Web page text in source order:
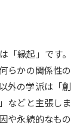
「縁起」です。
らかの関係性の
外の学派は「創
などと主張しま
や永続的なもの